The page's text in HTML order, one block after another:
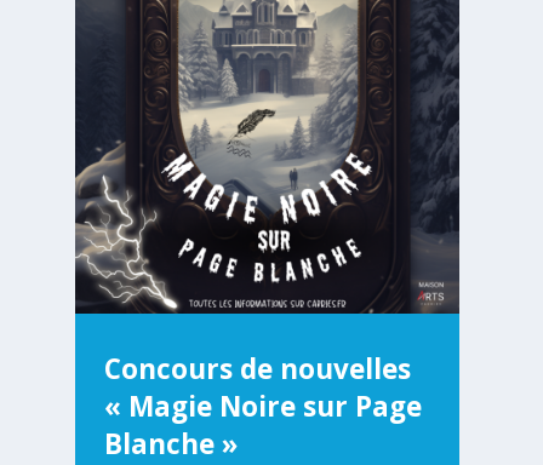
Concours de nouvelles
« Magie Noire sur Page
Blanche »